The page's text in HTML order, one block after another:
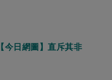
【今日網圖】直斥其非